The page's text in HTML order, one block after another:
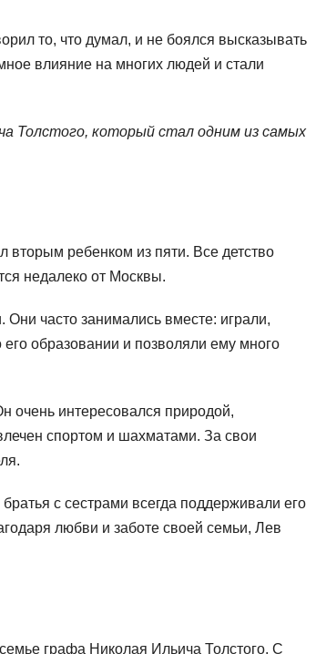
то, что думал, и не боялся высказывать
влияние на многих людей и стали
Толстого, который стал одним из самых
вторым ребенком из пяти. Все детство
недалеко от Москвы.
часто занимались вместе: играли,
его образовании и позволяли ему много
очень интересовался природой,
спортом и шахматами. За свои
с сестрами всегда поддерживали его
любви и заботе своей семьи, Лев
графа Николая Ильича Толстого. С